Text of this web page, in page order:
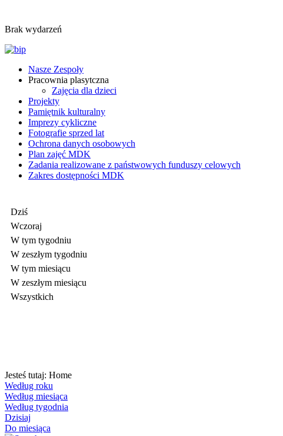
Brak wydarzeń
Nasze Zespoły
Pracownia plasytczna
Zajęcia dla dzieci
Projekty
Pamiętnik kulturalny
Imprezy cykliczne
Fotografie sprzed lat
Ochrona danych osobowych
Plan zajęć MDK
Zadania realizowane z państwowych funduszy celowych
Zakres dostępności MDK
Dziś
Wczoraj
W tym tygodniu
W zeszłym tygodniu
W tym miesiącu
W zeszłym miesiącu
Wszystkich
Jesteś tutaj: Home
Według roku
Według miesiąca
Według tygodnia
Dzisiaj
Do miesiąca